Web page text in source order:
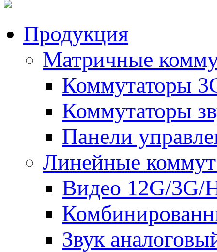
Продукция
Матричные
Коммутаторы
Коммутаторы
Панели
Линейные
Видео 12G/3G/
Звук